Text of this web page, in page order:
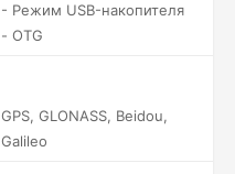
- Режим USB-накопителя
- OTG
GPS, GLONASS, Beidou,
Galileo